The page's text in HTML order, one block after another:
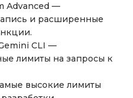
Advanced —
и расширенные
CLI —
лимиты на запросы к
высокие лимиты